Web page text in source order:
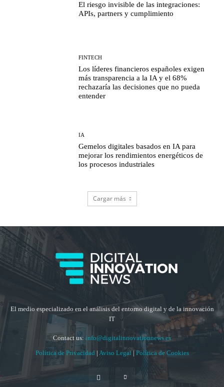
El riesgo invisible de las integraciones:
APIs, partners y cumplimiento
FINTECH
Los líderes financieros españoles exigen
más transparencia a la IA y el 68%
rechazaría las decisiones que no pueda
entender
IA
Gemelos digitales basados en IA para
mejorar los rendimientos energéticos de
los procesos industriales
Cargar más
El medio especializado en el análisis del entorno digital y de la innovación
IT
Contact us: info@digitalinnovationnews.es
Política de Privacidad | Aviso Legal | Política de Cookies